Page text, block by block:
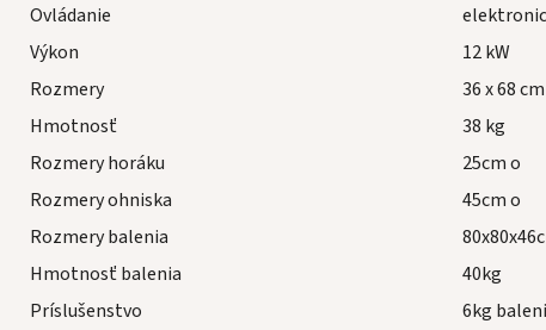
Ovládanie
Výkon
12 kW
Rozmery
36 x 68
Hmotnosť
38 kg
Rozmery horáku
25cm o
Rozmery ohniska
45cm o
Rozmery balenia
Hmotnosť balenia
40kg
Príslušenstvo
6kg